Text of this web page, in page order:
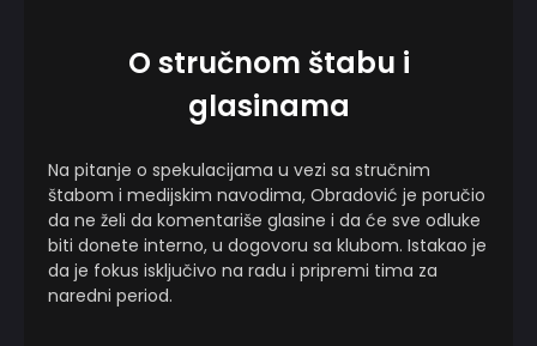
O stručnom štabu i
glasinama
Na pitanje o spekulacijama u vezi sa stručnim
štabom i medijskim navodima, Obradović je poručio
da ne želi da komentariše glasine i da će sve odluke
biti donete interno, u dogovoru sa klubom. Istakao je
da je fokus isključivo na radu i pripremi tima za
naredni period.